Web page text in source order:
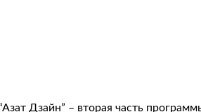
Дзайн” – вторая часть